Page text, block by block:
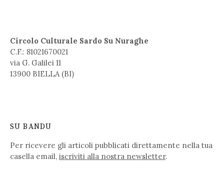
Circolo Culturale Sardo Su Nuraghe
C.F.: 81021670021
via G. Galilei 11
13900 BIELLA (BI)
SU BANDU
Per ricevere gli articoli pubblicati direttamente nella tua
casella email, iscriviti alla nostra newsletter.